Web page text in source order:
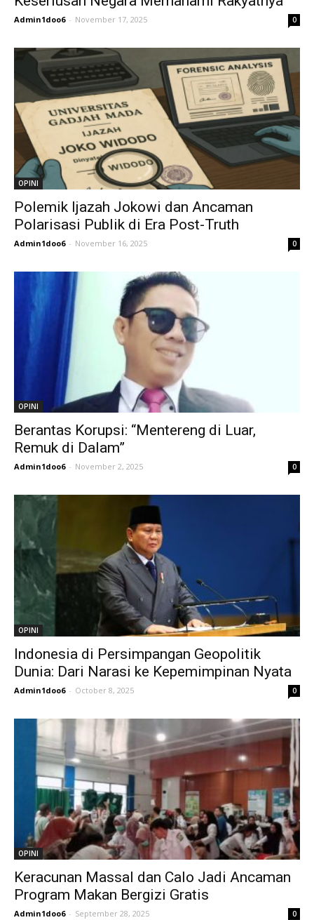
Admin1doo6 - November 17, 2025 0
OPINI
Polemik Ijazah Jokowi dan Ancaman
Polarisasi Publik di Era Post-Truth
Admin1doo6 - November 16, 2025 0
OPINI
Berantas Korupsi: “Mentereng di Luar,
Remuk di Dalam”
Admin1doo6 - November 2, 2025 0
OPINI
Indonesia di Persimpangan Geopolitik
Dunia: Dari Narasi ke Kepemimpinan Nyata
Admin1doo6 - October 8, 2025 0
OPINI
Keracunan Massal dan Calo Jadi Ancaman
Program Makan Bergizi Gratis
Admin1doo6 - September 28, 2025 0